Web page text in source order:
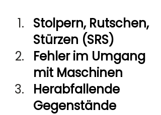
Stolpern, Rutschen,
Stürzen (SRS)
Fehler im Umgang
mit Maschinen
Herabfallende
Gegenstände